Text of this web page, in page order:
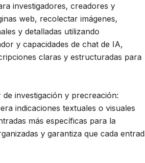
investigadores, creadores y
web, recolectar imágenes,
y detalladas utilizando
y capacidades de chat de IA,
claras y estructuradas para
investigación y precreación:
indicaciones textuales o visuales
más específicas para la
y garantiza que cada